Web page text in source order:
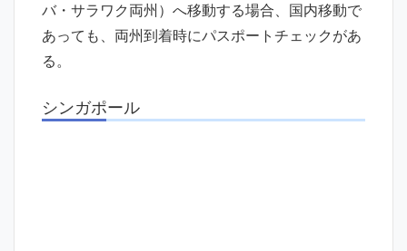
バ・サラワク両州）へ移動する場合、国内移動で
あっても、両州到着時にパスポートチェックがあ
る。
シンガポール